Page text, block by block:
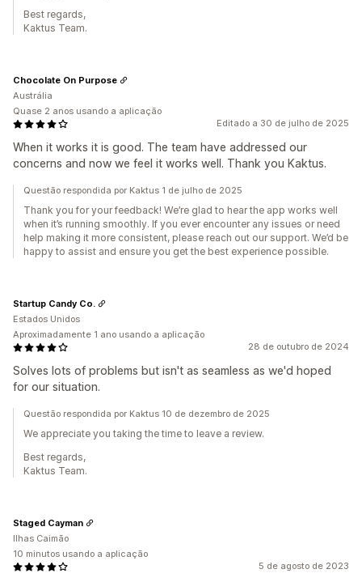
Best regards,
Kaktus Team.
Editado a 30 de julho de 2025
When it works it is good. The team have addressed our
concerns and now we feel it works well. Thank you Kaktus.
Chocolate On Purpose
Austrália
Quase 2 anos usando a aplicação
Questão respondida por Kaktus 1 de julho de 2025
Thank you for your feedback! We’re glad to hear the app works well
when it’s running smoothly. If you ever encounter any issues or need
help making it more consistent, please reach out our support. We’d be
happy to assist and ensure you get the best experience possible.
28 de outubro de 2024
Solves lots of problems but isn't as seamless as we'd hoped
for our situation.
Startup Candy Co.
Estados Unidos
Aproximadamente 1 ano usando a aplicação
Questão respondida por Kaktus 10 de dezembro de 2025
We appreciate you taking the time to leave a review.
Best regards,
Kaktus Team.
5 de agosto de 2023
Staged Cayman
Ilhas Caimão
10 minutos usando a aplicação